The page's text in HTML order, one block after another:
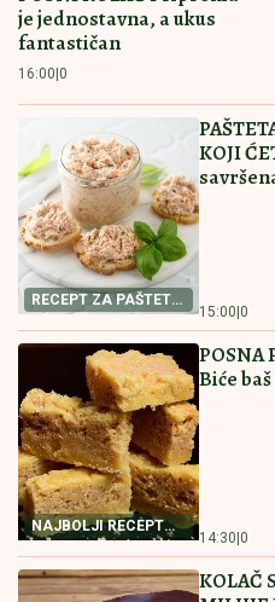
"VOLIM STARIJE
o PRESELJENJU I
učesnicima: "Ledena
Daneta (VIDEO)
Mina Kostić
ne odvaja
obratio
FOLK
MESTO NA
kojoj je
pre estrade
"Svaki put
Pročitajte još